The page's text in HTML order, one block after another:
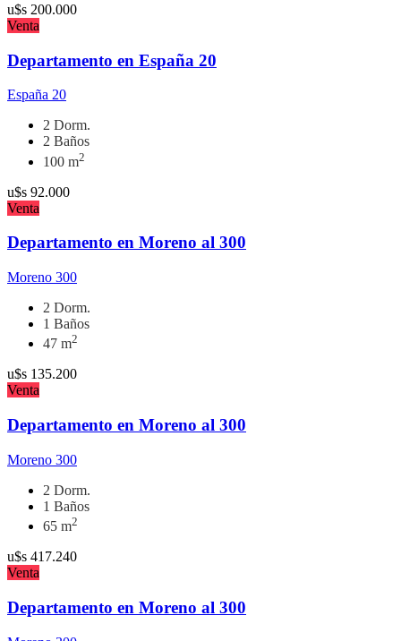
u$s 200.000
Venta
Departamento en España 20
España 20
2 Dorm.
2 Baños
100 m2
u$s 92.000
Venta
Departamento en Moreno al 300
Moreno 300
2 Dorm.
1 Baños
47 m2
u$s 135.200
Venta
Departamento en Moreno al 300
Moreno 300
2 Dorm.
1 Baños
65 m2
u$s 417.240
Venta
Departamento en Moreno al 300